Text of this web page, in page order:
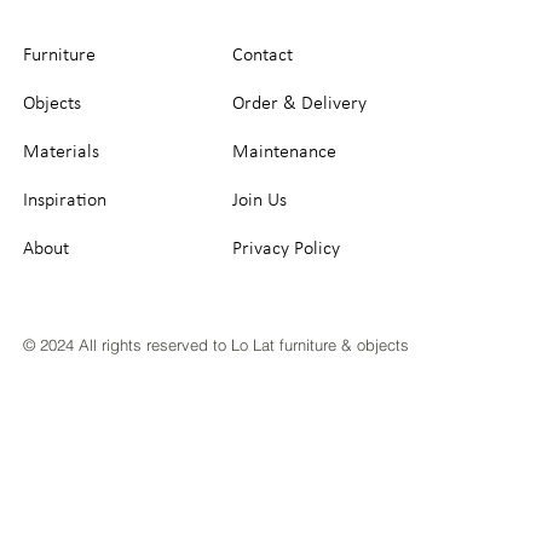
Furniture
Objects
Materials
Inspiration
About
Contact
Order & Delivery
Maintenance
Join Us
Privacy Policy
© 2024 All rights reserved to Lo Lat furniture & objects